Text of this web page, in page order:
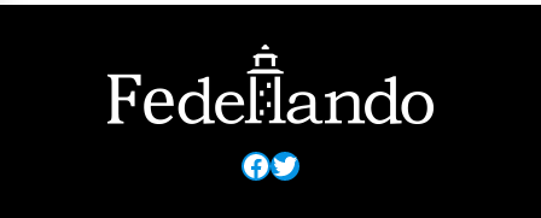
Facebook
Twitter